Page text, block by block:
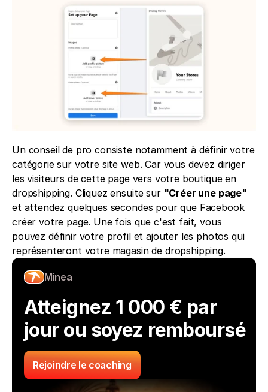
Un conseil de pro consiste notamment à définir votre
catégorie sur votre site web. Car vous devez diriger
les visiteurs de cette page vers votre boutique en
dropshipping. Cliquez ensuite sur "Créer une page"
et attendez quelques secondes pour que Facebook
créer votre page. Une fois que c'est fait, vous
pouvez définir votre profil et ajouter les photos qui
représenteront votre magasin de dropshipping.
Minea
Atteignez 1 000 € par
jour ou soyez remboursé
Rejoindre le coaching